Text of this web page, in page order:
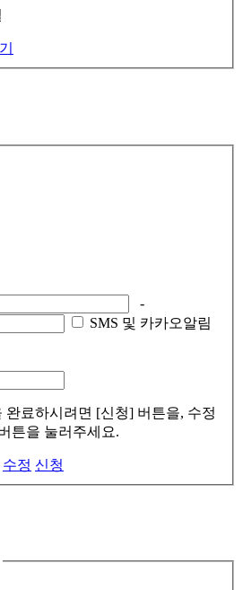
-
SMS 및 카카오알림
완료하시려면 [신청] 버튼을, 수정
튼을 눌러주세요.
수정 신청